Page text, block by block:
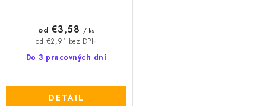
Do 3 pracovných dní
od €2,91 bez DPH
od €3,58 / ks
DETAIL